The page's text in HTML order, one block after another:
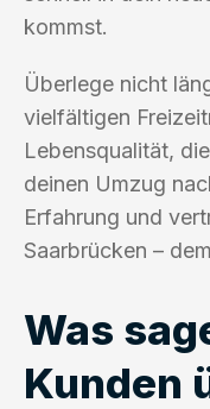
kommst.
Überlege nicht
vielfältigen
Lebensqualität,
deinen Umzug
Erfahrung und
Saarbrücken –
Was
Kunden